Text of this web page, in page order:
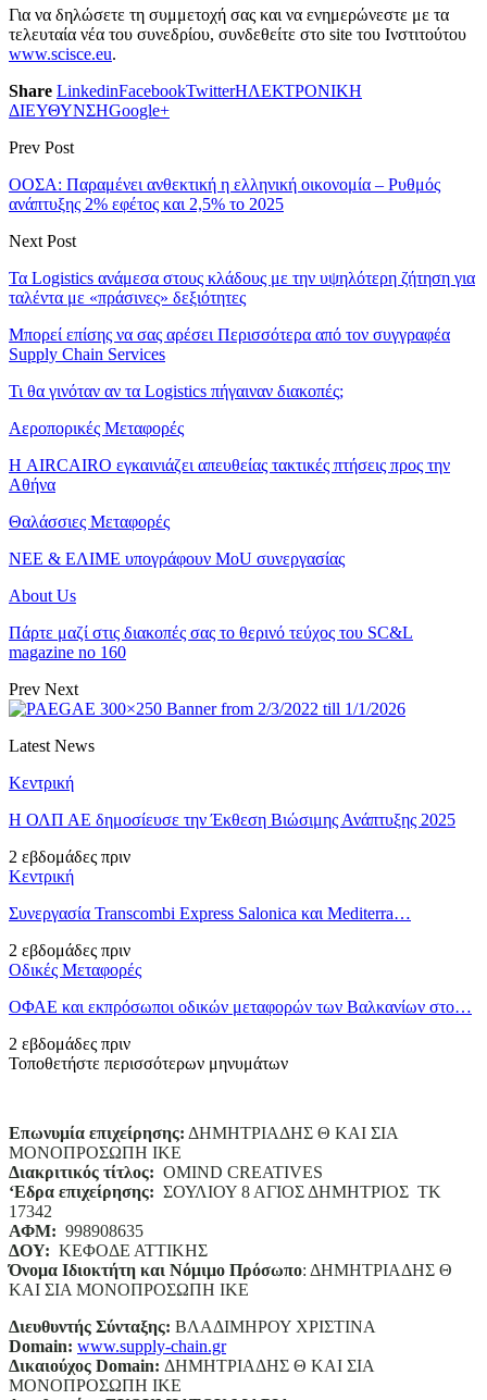
Για να δηλώσετε τη συμμετοχή σας και να ενημερώνεστε με τα
τελευταία νέα του συνεδρίου, συνδεθείτε στο site του Ινστιτούτου
www.scisce.eu.
Share LinkedinFacebookTwitterΗΛΕΚΤΡΟΝΙΚΗ
ΔΙΕΥΘΥΝΣΗGoogle+
Prev Post
ΟΟΣΑ: Παραμένει ανθεκτική η ελληνική οικονομία – Ρυθμός
ανάπτυξης 2% εφέτος και 2,5% το 2025
Next Post
Τα Logistics ανάμεσα στους κλάδους με την υψηλότερη ζήτηση για
ταλέντα με «πράσινες» δεξιότητες
Μπορεί επίσης να σας αρέσει Περισσότερα από τον συγγραφέα
Supply Chain Services
Τι θα γινόταν αν τα Logistics πήγαιναν διακοπές;
Αεροπορικές Μεταφορές
Η AIRCAIRO εγκαινιάζει απευθείας τακτικές πτήσεις προς την
Αθήνα
Θαλάσσιες Μεταφορές
ΝΕΕ & ΕΛΙΜΕ υπογράφουν MoU συνεργασίας
About Us
Πάρτε μαζί στις διακοπές σας το θερινό τεύχος του SC&L
magazine no 160
Prev Next
Latest News
Κεντρική
Η ΟΛΠ ΑΕ δημοσίευσε την Έκθεση Βιώσιμης Ανάπτυξης 2025
2 εβδομάδες πριν
Κεντρική
Συνεργασία Transcombi Express Salonica και Mediterra…
2 εβδομάδες πριν
Οδικές Μεταφορές
ΟΦΑΕ και εκπρόσωποι οδικών μεταφορών των Βαλκανίων στο…
2 εβδομάδες πριν
Τοποθετήστε περισσότερων μηνυμάτων
Επωνυμία επιχείρησης: ΔΗΜΗΤΡΙΑΔΗΣ Θ ΚΑΙ ΣΙΑ
ΜΟΝΟΠΡΟΣΩΠΗ ΙΚΕ
Διακριτικός τίτλος: ΟΜΙΝD CREATIVES
‘Eδρα επιχείρησης: ΣΟΥΛΙΟΥ 8 ΑΓΙΟΣ ΔΗΜΗΤΡΙΟΣ ΤΚ
17342
ΑΦΜ: 998908635
ΔΟΥ: ΚΕΦΟΔΕ ΑΤΤΙΚΗΣ
Όνομα Ιδιοκτήτη και Νόμιμο Πρόσωπο: ΔΗΜΗΤΡΙΑΔΗΣ Θ
ΚΑΙ ΣΙΑ ΜΟΝΟΠΡΟΣΩΠΗ ΙΚΕ
Διευθυντής Σύνταξης: ΒΛΑΔΙΜΗΡΟΥ ΧΡΙΣΤΙΝΑ
Domain: www.supply-chain.gr
Δικαιούχος Domain: ΔΗΜΗΤΡΙΑΔΗΣ Θ ΚΑΙ ΣΙΑ
ΜΟΝΟΠΡΟΣΩΠΗ ΙΚΕ